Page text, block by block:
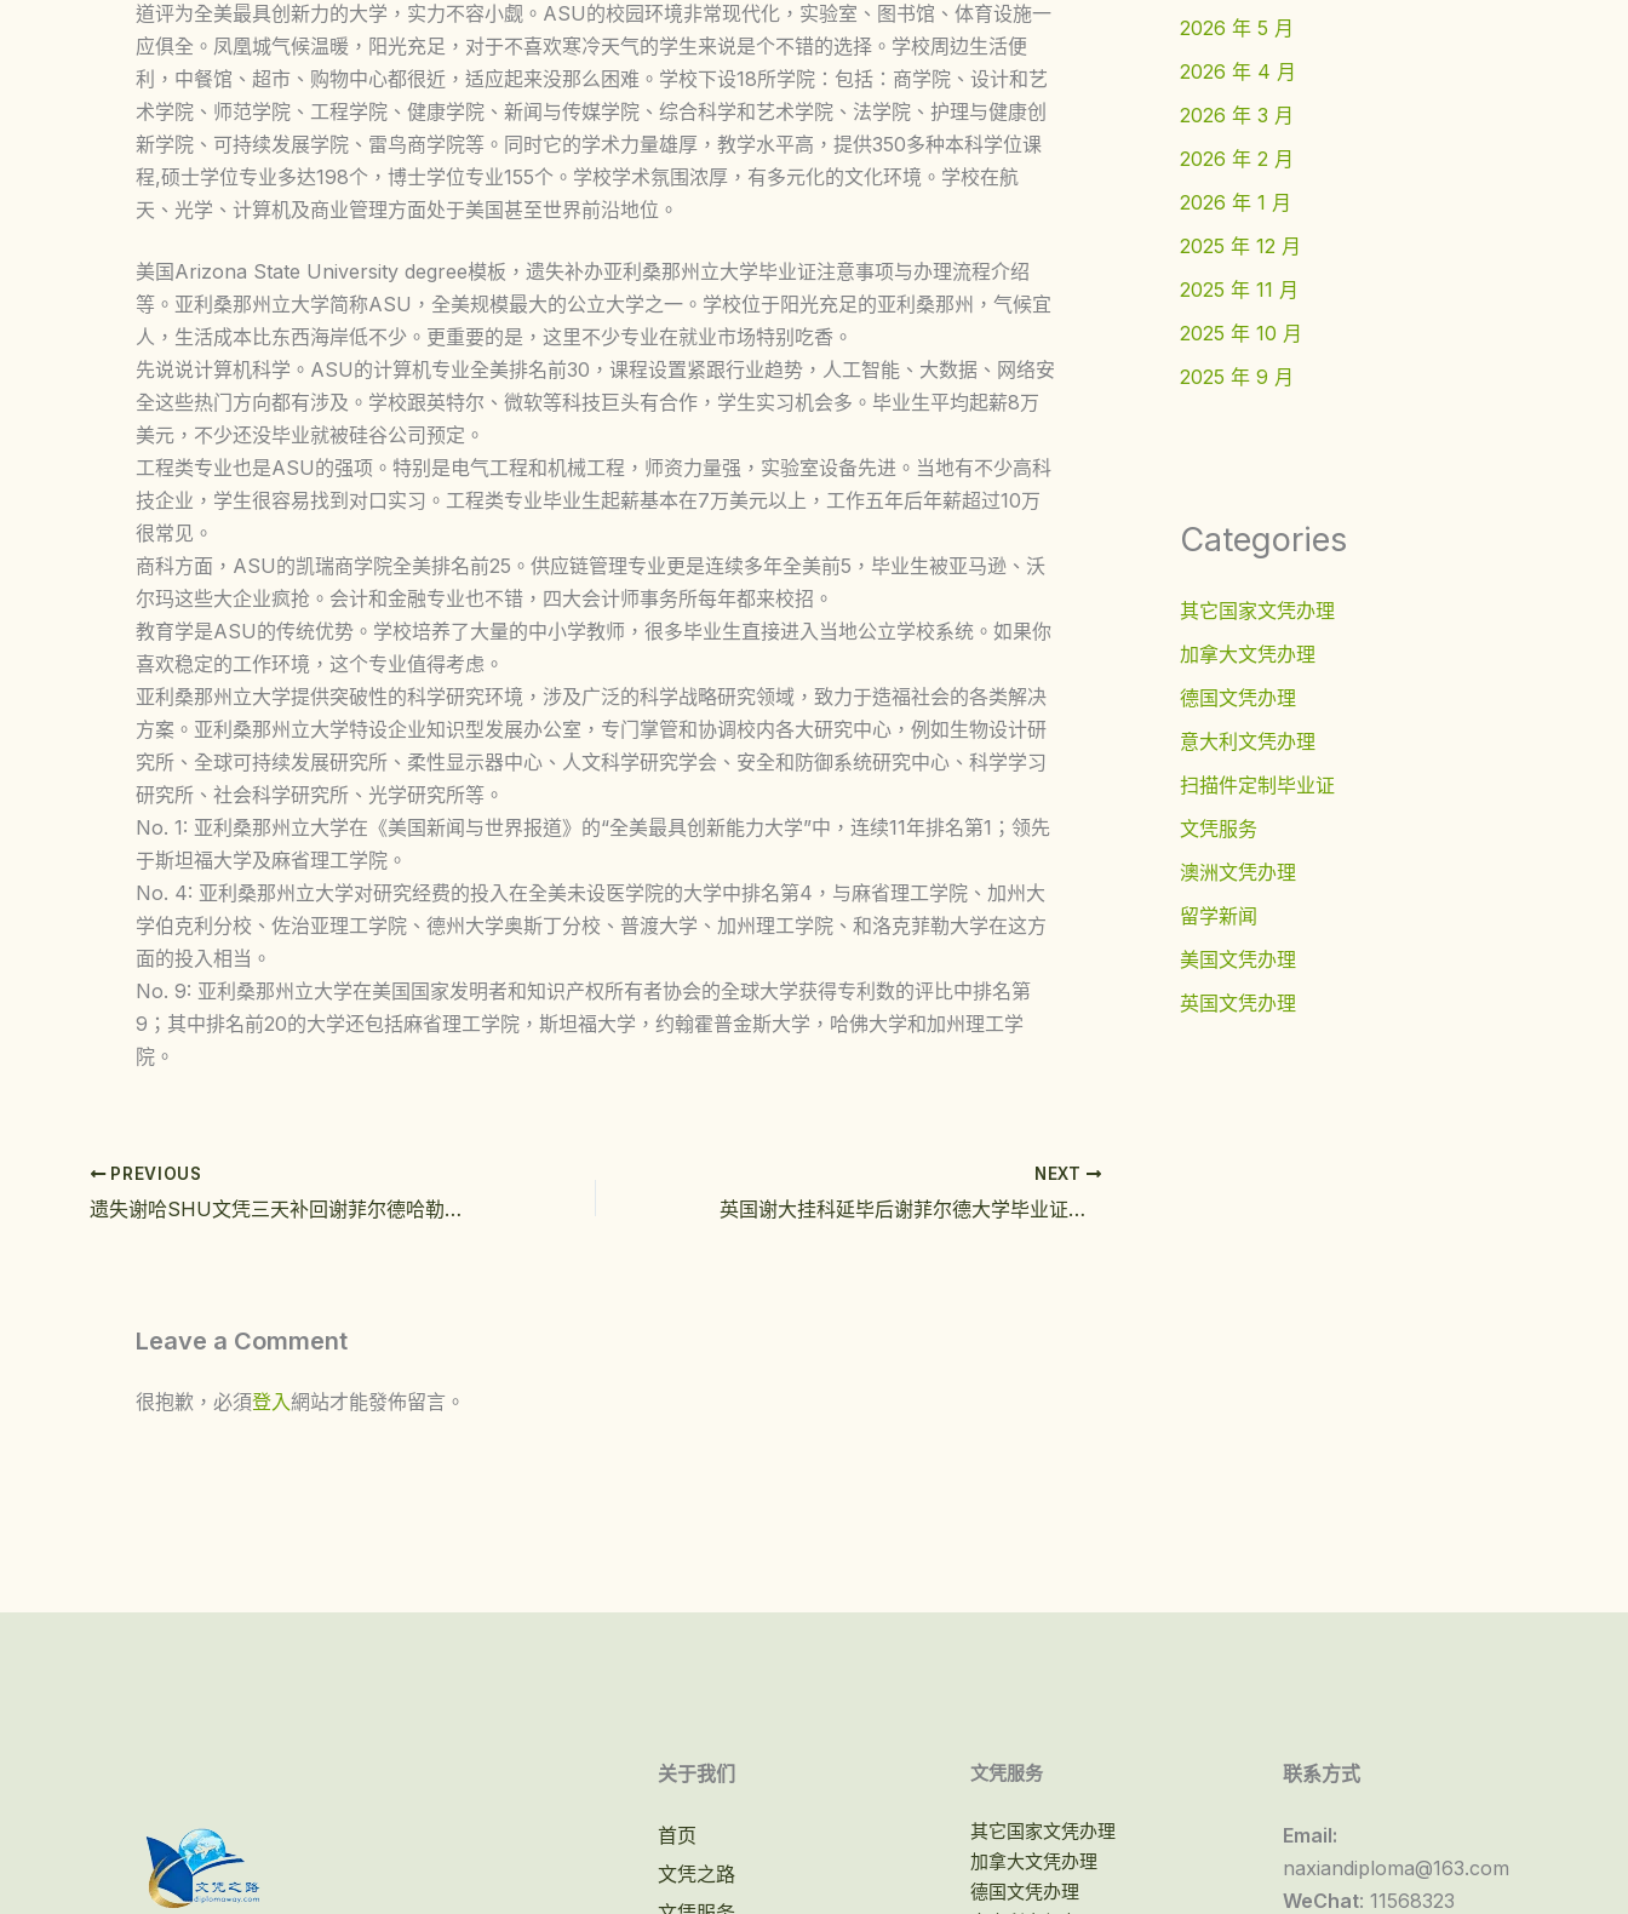
道评为全美最具创新力的大学，实力不容小觑。ASU的校园环境非常现代化，实验室、图书馆、体育设施一
应俱全。凤凰城气候温暖，阳光充足，对于不喜欢寒冷天气的学生来说是个不错的选择。学校周边生活便
利，中餐馆、超市、购物中心都很近，适应起来没那么困难。学校下设18所学院：包括：商学院、设计和艺
术学院、师范学院、工程学院、健康学院、新闻与传媒学院、综合科学和艺术学院、法学院、护理与健康创
新学院、可持续发展学院、雷鸟商学院等。同时它的学术力量雄厚，教学水平高，提供350多种本科学位课
程,硕士学位专业多达198个，博士学位专业155个。学校学术氛围浓厚，有多元化的文化环境。学校在航
天、光学、计算机及商业管理方面处于美国甚至世界前沿地位。
美国Arizona State University degree模板，遗失补办亚利桑那州立大学毕业证注意事项与办理流程介绍
等。亚利桑那州立大学简称ASU，全美规模最大的公立大学之一。学校位于阳光充足的亚利桑那州，气候宜
人，生活成本比东西海岸低不少。更重要的是，这里不少专业在就业市场特别吃香。
先说说计算机科学。ASU的计算机专业全美排名前30，课程设置紧跟行业趋势，人工智能、大数据、网络安
全这些热门方向都有涉及。学校跟英特尔、微软等科技巨头有合作，学生实习机会多。毕业生平均起薪8万
美元，不少还没毕业就被硅谷公司预定。
工程类专业也是ASU的强项。特别是电气工程和机械工程，师资力量强，实验室设备先进。当地有不少高科
技企业，学生很容易找到对口实习。工程类专业毕业生起薪基本在7万美元以上，工作五年后年薪超过10万
很常见。
商科方面，ASU的凯瑞商学院全美排名前25。供应链管理专业更是连续多年全美前5，毕业生被亚马逊、沃
尔玛这些大企业疯抢。会计和金融专业也不错，四大会计师事务所每年都来校招。
教育学是ASU的传统优势。学校培养了大量的中小学教师，很多毕业生直接进入当地公立学校系统。如果你
喜欢稳定的工作环境，这个专业值得考虑。
亚利桑那州立大学提供突破性的科学研究环境，涉及广泛的科学战略研究领域，致力于造福社会的各类解决
方案。亚利桑那州立大学特设企业知识型发展办公室，专门掌管和协调校内各大研究中心，例如生物设计研
究所、全球可持续发展研究所、柔性显示器中心、人文科学研究学会、安全和防御系统研究中心、科学学习
研究所、社会科学研究所、光学研究所等。
No. 1: 亚利桑那州立大学在《美国新闻与世界报道》的“全美最具创新能力大学”中，连续11年排名第1；领先
于斯坦福大学及麻省理工学院。
No. 4: 亚利桑那州立大学对研究经费的投入在全美未设医学院的大学中排名第4，与麻省理工学院、加州大
学伯克利分校、佐治亚理工学院、德州大学奥斯丁分校、普渡大学、加州理工学院、和洛克菲勒大学在这方
面的投入相当。
No. 9: 亚利桑那州立大学在美国国家发明者和知识产权所有者协会的全球大学获得专利数的评比中排名第
9；其中排名前20的大学还包括麻省理工学院，斯坦福大学，约翰霍普金斯大学，哈佛大学和加州理工学
院。
PREVIOUS
遗失谢哈SHU文凭三天补回谢菲尔德哈勒姆大学毕业证心得
NEXT
英国谢大挂科延毕后谢菲尔德大学毕业证你感兴趣吗
Leave a Comment
很抱歉，必須登入網站才能發佈留言。
2026 年 5 月
2026 年 4 月
2026 年 3 月
2026 年 2 月
2026 年 1 月
2025 年 12 月
2025 年 11 月
2025 年 10 月
2025 年 9 月
Categories
其它国家文凭办理
加拿大文凭办理
德国文凭办理
意大利文凭办理
扫描件定制毕业证
文凭服务
澳洲文凭办理
留学新闻
美国文凭办理
英国文凭办理
关于我们
首页
文凭之路
文凭服务
其它国家文凭办理
加拿大文凭办理
德国文凭办理
联系方式
Email:
naxiandiploma@163.com
WeChat: 11568323